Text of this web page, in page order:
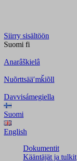
Siirry sisältöön
Suomi fi
Anarâškielâ
Nuõrttsääʹmǩiõll
Davvisámegiella
Suomi
English
Dokumentit
Kääntäjät ja tulkit